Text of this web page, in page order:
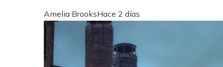
Amelia BrooksHace 2 días